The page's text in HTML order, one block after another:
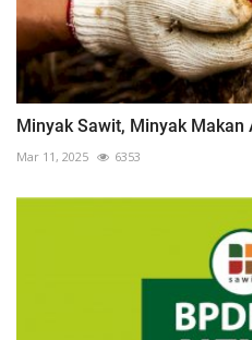
Minyak Sawit, Minyak Makan
Mar 11, 2025 6353